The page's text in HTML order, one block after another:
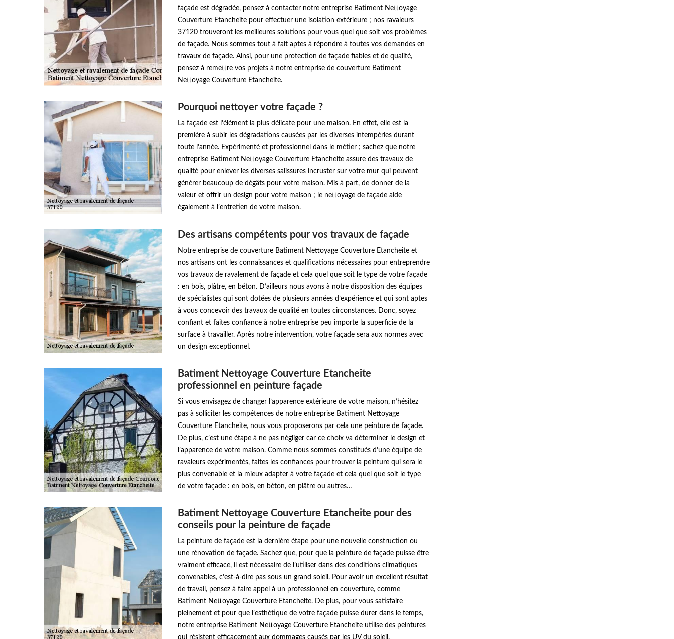
façade est dégradée, pensez à contacter notre entreprise Batiment Nettoyage
Couverture Etancheite pour effectuer une isolation extérieure ; nos ravaleurs
37120 trouveront les meilleures solutions pour vous quel que soit vos problèmes
de façade. Nous sommes tout à fait aptes à répondre à toutes vos demandes en
travaux de façade. Ainsi, pour une protection de façade fiables et de qualité,
pensez à remettre vos projets à notre entreprise de couverture Batiment
Nettoyage Couverture Etancheite.
Pourquoi nettoyer votre façade ?
La façade est l’élément la plus délicate pour une maison. En effet, elle est la
première à subir les dégradations causées par les diverses intempéries durant
toute l’année. Expérimenté et professionnel dans le métier ; sachez que notre
entreprise Batiment Nettoyage Couverture Etancheite assure des travaux de
qualité pour enlever les diverses salissures incruster sur votre mur qui peuvent
générer beaucoup de dégâts pour votre maison. Mis à part, de donner de la
valeur et offrir un design pour votre maison ; le nettoyage de façade aide
également à l’entretien de votre maison.
Des artisans compétents pour vos travaux de façade
Notre entreprise de couverture Batiment Nettoyage Couverture Etancheite et
nos artisans ont les connaissances et qualifications nécessaires pour entreprendre
vos travaux de ravalement de façade et cela quel que soit le type de votre façade
: en bois, plâtre, en béton. D’ailleurs nous avons à notre disposition des équipes
de spécialistes qui sont dotées de plusieurs années d’expérience et qui sont aptes
à vous concevoir des travaux de qualité en toutes circonstances. Donc, soyez
confiant et faites confiance à notre entreprise peu importe la superficie de la
surface à travailler. Après notre intervention, votre façade sera aux normes avec
un design exceptionnel.
Batiment Nettoyage Couverture Etancheite
professionnel en peinture façade
Si vous envisagez de changer l’apparence extérieure de votre maison, n’hésitez
pas à solliciter les compétences de notre entreprise Batiment Nettoyage
Couverture Etancheite, nous vous proposerons par cela une peinture de façade.
De plus, c’est une étape à ne pas négliger car ce choix va déterminer le design et
l’apparence de votre maison. Comme nous sommes constitués d’une équipe de
ravaleurs expérimentés, faites les confiances pour trouver la peinture qui sera le
plus convenable et la mieux adapter à votre façade et cela quel que soit le type
de votre façade : en bois, en béton, en plâtre ou autres…
Batiment Nettoyage Couverture Etancheite pour des
conseils pour la peinture de façade
La peinture de façade est la dernière étape pour une nouvelle construction ou
une rénovation de façade. Sachez que, pour que la peinture de façade puisse être
vraiment efficace, il est nécessaire de l’utiliser dans des conditions climatiques
convenables, c’est-à-dire pas sous un grand soleil. Pour avoir un excellent résultat
de travail, pensez à faire appel à un professionnel en couverture, comme
Batiment Nettoyage Couverture Etancheite. De plus, pour vous satisfaire
pleinement et pour que l’esthétique de votre façade puisse durer dans le temps,
notre entreprise Batiment Nettoyage Couverture Etancheite utilise des peintures
qui résistent efficacement aux dommages causés par les UV du soleil.